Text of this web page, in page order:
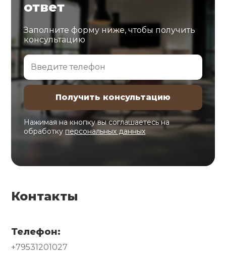
ответ
Заполните форму ниже, чтобы получить
консультацию
Нажимая на кнопку вы соглашаетесь на
обработкуперсональных данных
Контакты
Телефон:
+79531201027